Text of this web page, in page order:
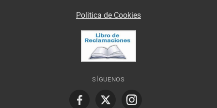
Politica de Cookies
SÍGUENOS